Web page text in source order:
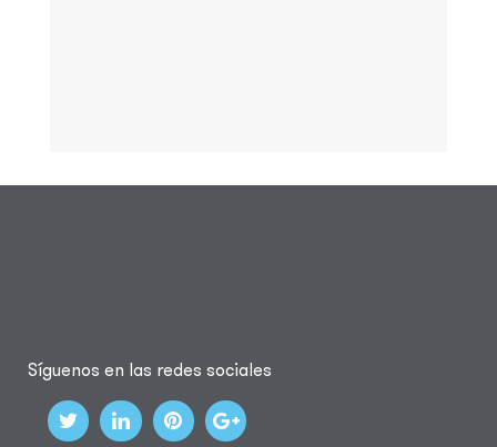
Síguenos en las redes sociales